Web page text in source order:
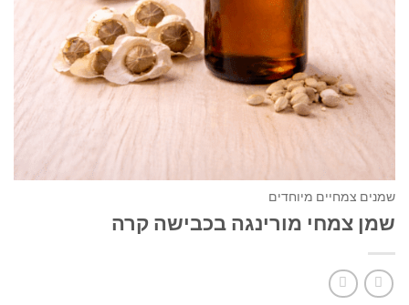
שמנים צמחיים מיוחדים
שמן צמחי מורינגה בכבישה קרה